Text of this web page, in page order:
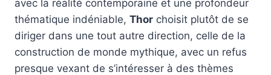
avec la réalité contemporaine et une profondeur
thématique indéniable, Thor choisit plutôt de se
diriger dans une tout autre direction, celle de la
construction de monde mythique, avec un refus
presque vexant de s’intéresser à des thèmes